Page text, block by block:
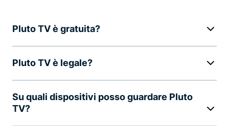
Pluto TV è gratuita?
Pluto TV è legale?
Su quali dispositivi posso guardare Pluto
TV?